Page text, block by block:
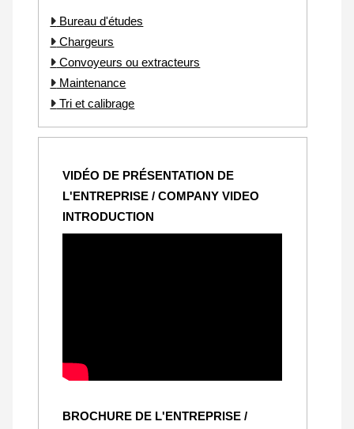
Bureau d'études
Chargeurs
Convoyeurs ou extracteurs
Maintenance
Tri et calibrage
VIDÉO DE PRÉSENTATION DE
L'ENTREPRISE / COMPANY VIDEO
INTRODUCTION
BROCHURE DE L'ENTREPRISE /